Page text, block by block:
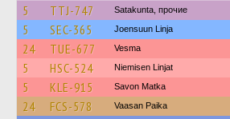
5 TTJ-747 Satakunta, прочие
5 SEC-365 Joensuun Linja
24 TUE-677 Vesma
5 HSC-524 Niemisen Linjat
5 KLE-915 Savon Matka
24 FCS-578 Vaasan Paika